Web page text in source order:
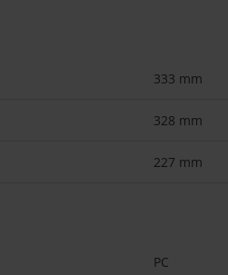
333 mm
328 mm
227 mm
PC